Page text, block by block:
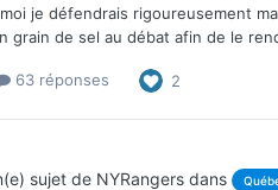
je défendrais rigoureusement
grain de sel au débat afin de le
63 réponses 2
sujet de NYRangers dans